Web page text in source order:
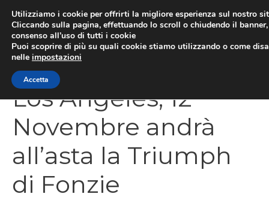
contenuto
Los Angeles, 12
Novembre andrà
all’asta la Triumph
di Fonzie
Utilizziamo i cookie per offrirti la migliore esperienza sul nostro
Cliccando sulla pagina, effettuando lo scroll o chiudendo il
consenso all’uso di tutti i cookie
Puoi scoprire di più su quali cookie stiamo utilizzando o come
nelle impostazioni
Accetta